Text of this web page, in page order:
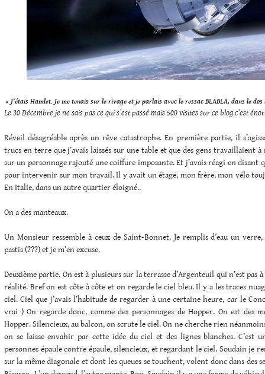
« J’étais Hamlet. Je me tenais sur le rivage et je parlais avec le ressac BLABLA, dans le dos
Le 30 Décembre je ne sais pas ce qui s’est passé mais 500 visites sur ce blog c’est
Réveil désagréable après un rêve catastrophe. En première partie, il
trucs en terre que j’avais laissés sur une table et que des gens travaillaient
sur un personnage rajouté une coiffure imposante. Et j’avais réagi en disant
pour intervenir sur mon travail. Il y avait un étage, mon frère, mon vélo
En Italie, dans un autre quartier éloigné..
On a des manteaux.
Un Monsieur ressemble à ceux de Saint-Bonnet. Je remplis d’eau un
pastis (???) et je m’en excuse.
Deuxième partie. On est à plusieurs sur la terrasse d’Argenteuil qui n’est pas à
réalité. Bref on est côte à côte et on regarde le ciel bleu. Il y a les traces
ciel. Ciel que j’avais l’habitude de regarder à une certaine heure, car le
vrai ) On regarde donc, comme des personnages de Hopper. On est des
Hopper. Silencieux, au balcon, on scrute le ciel. On ne cherche rien
on se laisse envahir par cette idée du ciel et des lignes blanches. C’est
personnes épaule contre épaule, silencieux, et regardant le ciel. Soudain je
sur la même diagonale et dont les queues se touchent, volent donc dans des